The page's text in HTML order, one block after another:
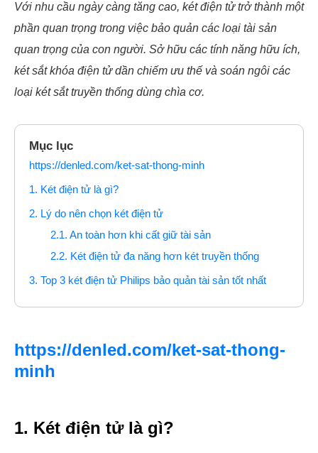
Với nhu cầu ngày càng tăng cao, két điện tử trở thành một
phần quan trọng trong việc bảo quản các loại tài sản
quan trọng của con người. Sở hữu các tính năng hữu ích,
két sắt khóa điện tử dần chiếm ưu thế và soán ngôi các
loại két sắt truyền thống dùng chìa cơ.
Mục lục
https://denled.com/ket-sat-thong-minh
1. Két điện tử là gì?
2. Lý do nên chọn két điện tử
2.1. An toàn hơn khi cất giữ tài sản
2.2. Két điện tử đa năng hơn két truyền thống
3. Top 3 két điện tử Philips bảo quản tài sản tốt nhất
https://denled.com/ket-sat-thong-
minh
1. Két điện tử là gì?